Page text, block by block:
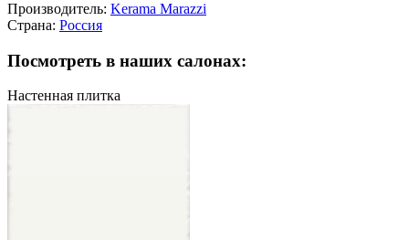
Производитель: Kerama Marazzi
Страна: Россия
Посмотреть в наших салонах:
Настенная плитка